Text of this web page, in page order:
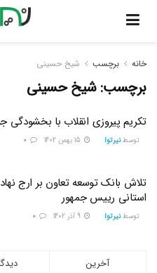
خانه برچسب شیخ حسینی
برچسب:شیخ حسینی
تکریم پیروزی انقلاب با بخشودگی
توسط نیرتوا
تلاش بانک توسعه تعاون بر ارج
استانی رییس جمهور
توسط نیرتوا
آخرین